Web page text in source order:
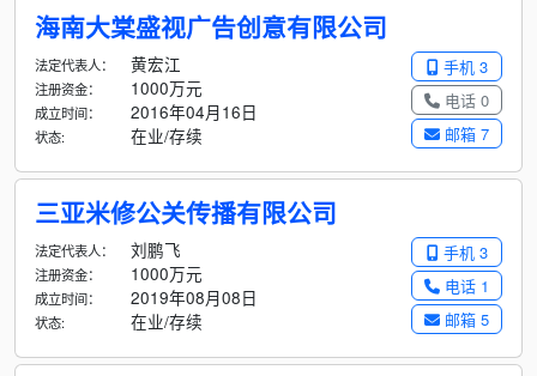
海南大棠盛视广告创意有限公司
手机 3
电话 0
邮箱 7
法定代表人： 黄宏江
注册资金： 1000万元
成立时间： 2016年04月16日
状态: 在业/存续
三亚米修公关传播有限公司
手机 3
电话 1
邮箱 5
法定代表人： 刘鹏飞
注册资金： 1000万元
成立时间： 2019年08月08日
状态: 在业/存续